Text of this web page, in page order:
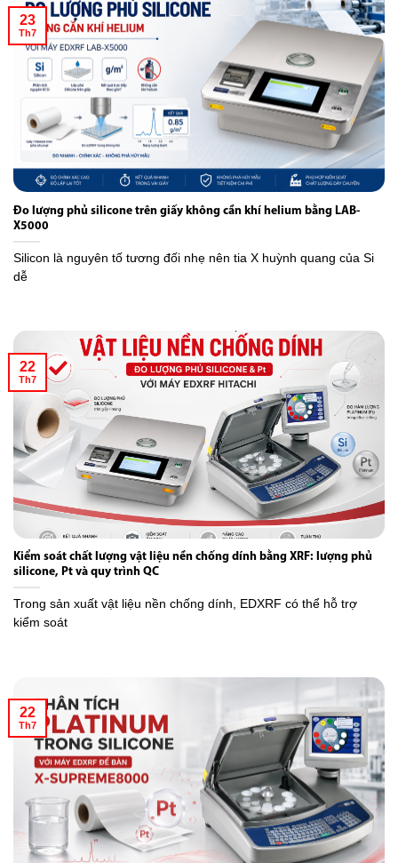
Đo lượng phủ silicone trên giấy không cần khí helium bằng LAB-
X5000
Silicon là nguyên tố tương đối nhẹ nên tia X huỳnh quang của Si
dễ
23
Th7
Kiểm soát chất lượng vật liệu nền chống dính bằng XRF: lượng phủ
silicone, Pt và quy trình QC
Trong sản xuất vật liệu nền chống dính, EDXRF có thể hỗ trợ
kiểm soát
22
Th7
22
Th7